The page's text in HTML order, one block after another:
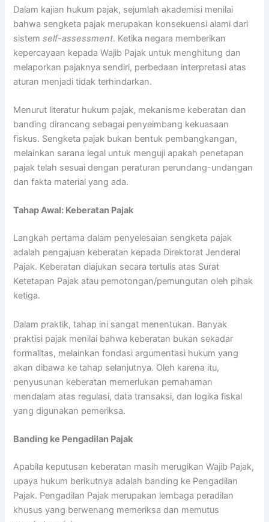
Dalam kajian hukum pajak, sejumlah akademisi menilai
bahwa sengketa pajak merupakan konsekuensi alami dari
sistemself-assessment. Ketika negara memberikan
kepercayaan kepada Wajib Pajak untuk menghitung dan
melaporkan pajaknya sendiri, perbedaan interpretasi atas
aturan menjadi tidak terhindarkan.
Menurut literatur hukum pajak, mekanisme keberatan dan
banding dirancang sebagai penyeimbang kekuasaan
fiskus. Sengketa pajak bukan bentuk pembangkangan,
melainkan sarana legal untuk menguji apakah penetapan
pajak telah sesuai dengan peraturan perundang-undangan
dan fakta material yang ada.
Tahap Awal: Keberatan Pajak
Langkah pertama dalam penyelesaian sengketa pajak
adalah pengajuan keberatan kepada Direktorat Jenderal
Pajak. Keberatan diajukan secara tertulis atas Surat
Ketetapan Pajak atau pemotongan/pemungutan oleh pihak
ketiga.
Dalam praktik, tahap ini sangat menentukan. Banyak
praktisi pajak menilai bahwa keberatan bukan sekadar
formalitas, melainkan fondasi argumentasi hukum yang
akan dibawa ke tahap selanjutnya. Oleh karena itu,
penyusunan keberatan memerlukan pemahaman
mendalam atas regulasi, data transaksi, dan logika fiskal
yang digunakan pemeriksa.
Banding ke Pengadilan Pajak
Apabila keputusan keberatan masih merugikan Wajib Pajak,
upaya hukum berikutnya adalah banding ke Pengadilan
Pajak. Pengadilan Pajak merupakan lembaga peradilan
khusus yang berwenang memeriksa dan memutus